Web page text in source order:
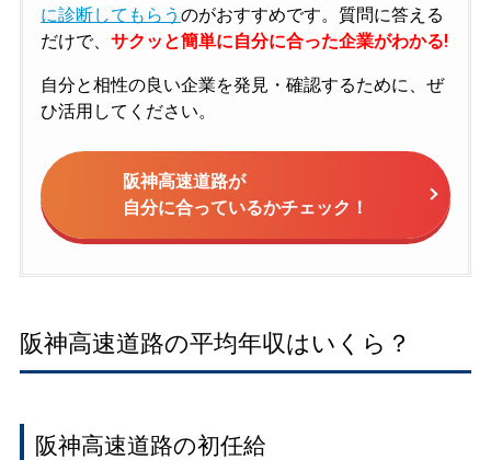
に診断してもらう のがおすすめです。質問に答える
だけで、 サクッと簡単に自分に合った企業がわかる!
自分と相性の良い企業を発見・確認するために、ぜ
ひ活用してください。
阪神高速道路が
自分に合っているかチェック！
阪神高速道路の平均年収はいくら？
阪神高速道路の初任給